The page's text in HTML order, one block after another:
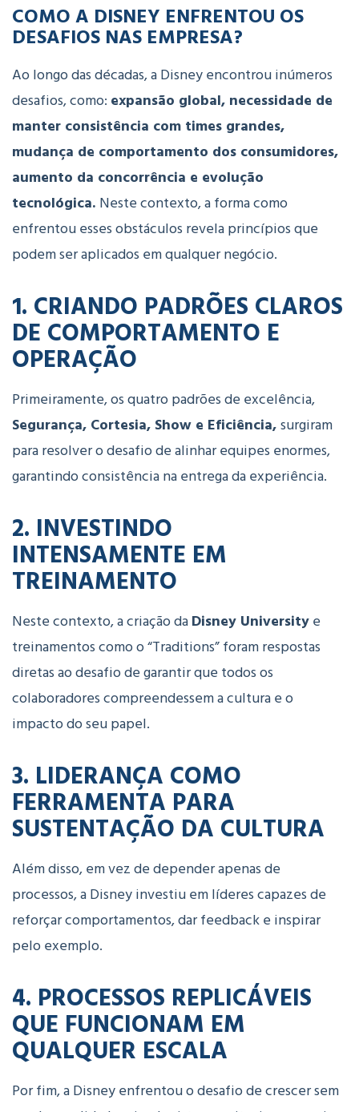
COMO A DISNEY ENFRENTOU OS
DESAFIOS NAS EMPRESA?
Ao longo das décadas, a Disney encontrou inúmeros
desafios, como: expansão global, necessidade de
manter consistência com times grandes,
mudança de comportamento dos consumidores,
aumento da concorrência e evolução
tecnológica. Neste contexto, a forma como
enfrentou esses obstáculos revela princípios que
podem ser aplicados em qualquer negócio.
1. CRIANDO PADRÕES CLAROS
DE COMPORTAMENTO E
OPERAÇÃO
Primeiramente, os quatro padrões de excelência,
Segurança, Cortesia, Show e Eficiência,surgiram
para resolver o desafio de alinhar equipes enormes,
garantindo consistência na entrega da experiência.
2. INVESTINDO
INTENSAMENTE EM
TREINAMENTO
Neste contexto, a criação daDisney Universitye
treinamentos como o “Traditions” foram respostas
diretas ao desafio de garantir que todos os
colaboradores compreendessem a cultura e o
impacto do seu papel.
3. LIDERANÇA COMO
FERRAMENTA PARA
SUSTENTAÇÃO DA CULTURA
Além disso, em vez de depender apenas de
processos, a Disney investiu em líderes capazes de
reforçar comportamentos, dar feedback e inspirar
pelo exemplo.
4. PROCESSOS REPLICÁVEIS
QUE FUNCIONAM EM
QUALQUER ESCALA
Por fim, a Disney enfrentou o desafio de crescer sem